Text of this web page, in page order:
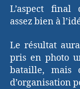
L’aspect final
assez bien à
Le résultat
pris en photo
bataille, mais
d’organisation